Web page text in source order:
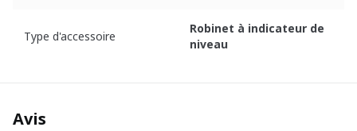
Type d'accessoire
Robinet à indicateur de
niveau
Avis